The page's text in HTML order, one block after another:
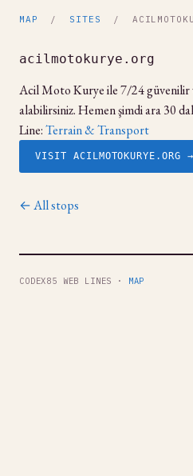
MAP / SITES /
acilmotokurye.org
Acil Moto Kurye ile 7/24 güvenilir
alabilirsiniz. Hemen şimdi ara 30
Line:Terrain & Transport
VISIT ACILMOTOKURYE.ORG →
← All stops
CODEX85 WEB LINES · MAP